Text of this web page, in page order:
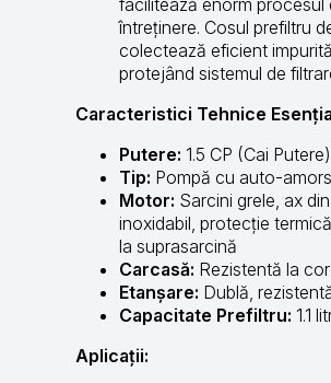
întreținere. Cosul prefiltru de
colectează eficient
protejând sistemul de
Caracteristici Tehnice
Putere: 1.5 CP (Cai Putere)
Tip: Pompă cu auto-
Motor: Sarcini grele, ax
inoxidabil, protecție
la suprasarcină
Carcasă: Rezistentă la
Etanșare: Dublă,
Capacitate Prefiltru: 1.1
Aplicații: